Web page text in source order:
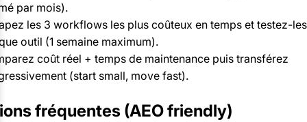
par mois).
les 3 workflows les plus coûteux en temps et testez-
outil (1 semaine maximum).
coût réel + temps de maintenance puis transférez
(start small, move fast).
fréquentes (AEO friendly)